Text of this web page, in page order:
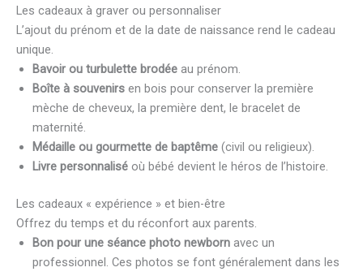
Les cadeaux à graver ou personnaliser
L’ajout du prénom et de la date de naissance rend le cadeau
unique.
Bavoir ou turbulette brodée au prénom.
Boîte à souvenirs en bois pour conserver la première
mèche de cheveux, la première dent, le bracelet de
maternité.
Médaille ou gourmette de baptême (civil ou religieux).
Livre personnalisé où bébé devient le héros de l’histoire.
Les cadeaux « expérience » et bien-être
Offrez du temps et du réconfort aux parents.
Bon pour une séance photo newborn avec un
professionnel. Ces photos se font généralement dans les